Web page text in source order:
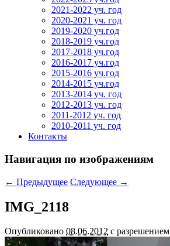
2021-2022 уч. год
2020-2021 уч. год
2019-2020 уч.год
2018-2019 уч.год
2017-2018 уч.год
2016-2017 уч.год
2015-2016 уч.год
2014-2015 уч.год
2013-2014 уч. год
2012-2013 уч. год
2011-2012 уч. год
2010-2011 уч. год
Контакты
Навигация по изображениям
← Предыдущее Следующее →
IMG_2118
Опубликовано 08.06.2012 с разрешением